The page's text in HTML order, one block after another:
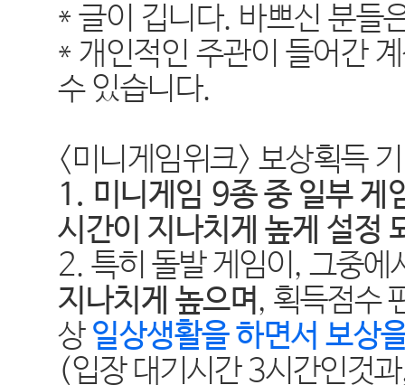
* 글이 깁니다. 바쁘신 분들
* 개인적인 주관이 들어간
수 있습니다.
<미니게임위크> 보상획득
1. 미니게임 9종 중 일부 게
시간이 지나치게 높게 설정
2. 특히 돌발 게임이 , 그중에
지나치게 높으며, 획득점수
상 일상생활을 하면서 보상
(입장 대기시간3시간인것과